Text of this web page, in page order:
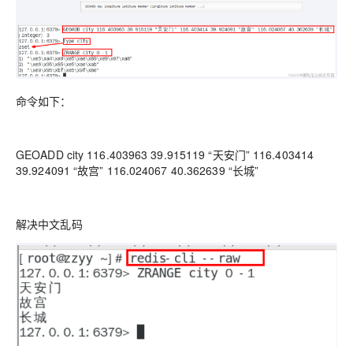
命令如下：
GEOADD city 116.403963 39.915119 “天安门” 116.403414
39.924091 “故宫” 116.024067 40.362639 “长城”
解决中文乱码